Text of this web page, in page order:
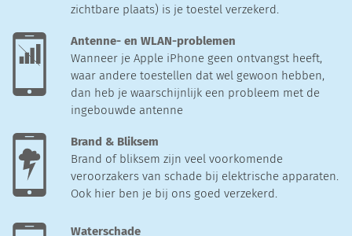
zichtbare plaats) is je toestel verzekerd.
Antenne- en WLAN-problemen
Wanneer je Apple iPhone geen ontvangst heeft,
waar andere toestellen dat wel gewoon hebben,
dan heb je waarschijnlijk een probleem met de
ingebouwde antenne
Brand & Bliksem
Brand of bliksem zijn veel voorkomende
veroorzakers van schade bij elektrische apparaten.
Ook hier ben je bij ons goed verzekerd.
Waterschade